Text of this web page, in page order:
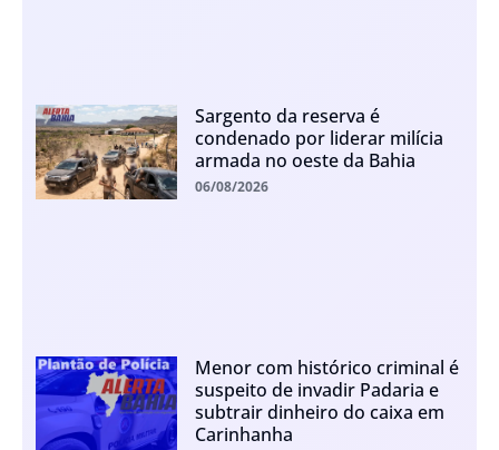
Sargento da reserva é
condenado por liderar milícia
armada no oeste da Bahia
06/08/2026
Menor com histórico criminal é
suspeito de invadir Padaria e
subtrair dinheiro do caixa em
Carinhanha